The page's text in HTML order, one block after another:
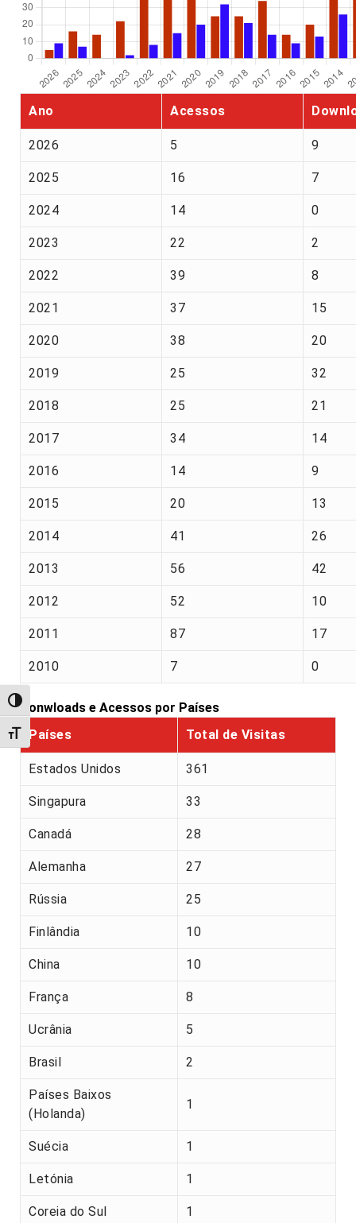
Alternar alto contraste
Alternar tamanho da fonte
Ano Acessos
2026 5 9
2025 16 7
2024 14 0
2023 22 2
2022 39 8
2021 37 15
2020 38 20
2019 25 32
2018 25 21
2017 34 14
2016 14 9
2015 20 13
2014 41 26
2013 56 42
2012 52 10
2011 87 17
2010 7 0
Donwloads e Acessos por Países
Países
Total de Visitas
Estados Unidos 361
Singapura 33
Canadá 28
Alemanha 27
Rússia 25
Finlândia 10
China 10
França 8
Ucrânia 5
Brasil 2
Países Baixos
(Holanda)
1
Suécia 1
Letónia 1
Coreia do Sul 1